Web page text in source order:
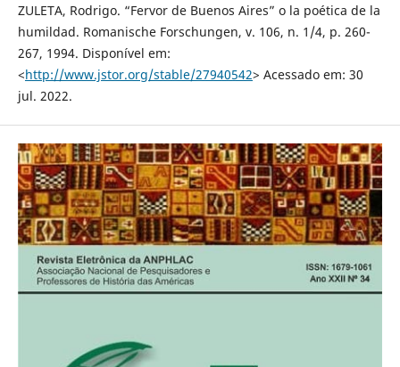
ZULETA, Rodrigo. “Fervor de Buenos Aires” o la poética de la
humildad. Romanische Forschungen, v. 106, n. 1/4, p. 260-
267, 1994. Disponível em:
<http://www.jstor.org/stable/27940542> Acessado em: 30
jul. 2022.